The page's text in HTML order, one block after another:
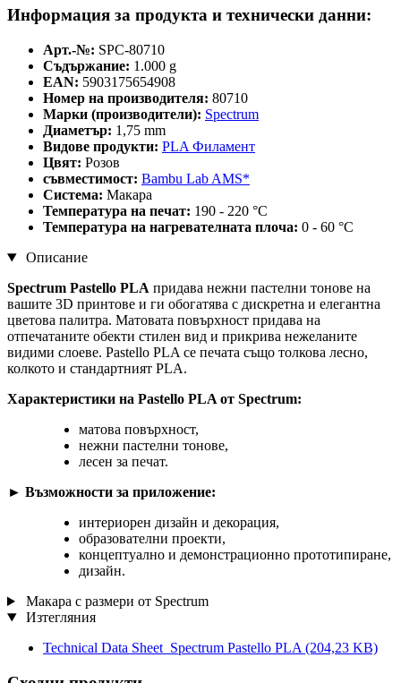
Информация за продукта и технически данни:
Арт.-№: SPC-80710
Съдържание: 1.000 g
EAN: 5903175654908
Номер на производителя: 80710
Марки (производители): Spectrum
Диаметър: 1,75 mm
Видове продукти: PLA Филамент
Цвят: Розов
съвместимост: Bambu Lab AMS*
Система: Макара
Температура на печат: 190 - 220 °C
Температура на нагревателната плоча: 0 - 60 °C
Описание
Spectrum Pastello PLA придава нежни пастелни тонове на
вашите 3D принтове и ги обогатява с дискретна и елегантна
цветова палитра. Матовата повърхност придава на
отпечатаните обекти стилен вид и прикрива нежеланите
видими слоеве. Pastello PLA се печата също толкова лесно,
колкото и стандартният PLA.
Характеристики на Pastello PLA от Spectrum:
матова повърхност,
нежни пастелни тонове,
лесен за печат.
► Възможности за приложение:
интериорен дизайн и декорация,
образователни проекти,
концептуално и демонстрационно прототипиране,
дизайн.
Макара с размери от Spectrum
Изтегляния
Technical Data Sheet_Spectrum Pastello PLA (204,23 KB)